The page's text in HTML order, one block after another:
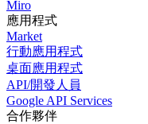
Miro
應用程式
Market
行動應用程式
桌面應用程式
API/開發人員
Google API Services
合作夥伴